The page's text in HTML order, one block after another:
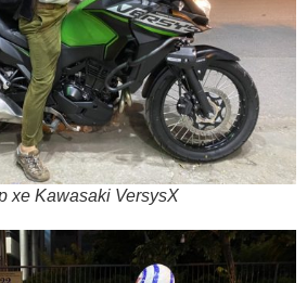
xe Kawasaki VersysX